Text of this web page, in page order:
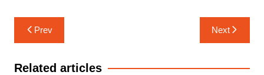
Post
navigation
Prev Next
Related articles